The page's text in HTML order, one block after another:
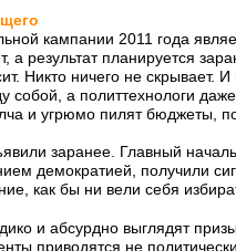
кампании 2011 года
а результат планируется
Никто ничего не скрывает.
собой, а политтехнологи
и угрюмо пилят бюджеты,
заранее. Главный
демократией, получили
как бы ни вели себя
и абсурдно выглядят
приводятся не